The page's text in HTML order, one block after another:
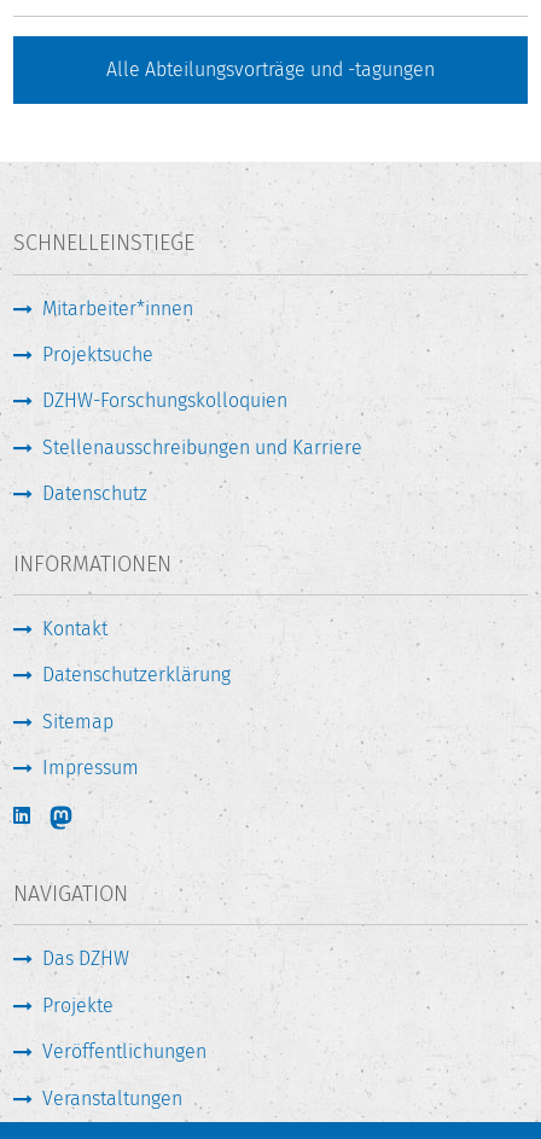
Alle Abteilungsvorträge und -tagungen
SCHNELLEINSTIEGE
Mitarbeiter*innen
Projektsuche
DZHW-Forschungskolloquien
Stellenausschreibungen und Karriere
Datenschutz
INFORMATIONEN
Kontakt
Datenschutzerklärung
Sitemap
Impressum
NAVIGATION
Das DZHW
Projekte
Veröffentlichungen
Veranstaltungen